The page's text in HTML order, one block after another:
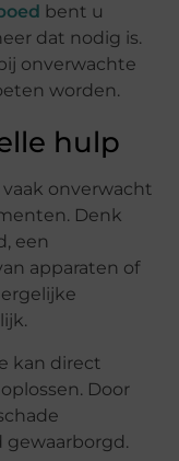
bent u
dat nodig is.
onverwachte
worden.
hulp
onverwacht
Denk
een
apparaten of
kan direct
Door